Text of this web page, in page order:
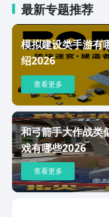
奖励。游戏的剧情故
的长安城，此时，玩
人一起读，破各个悬
能够了解到各方势力
择，也会影响到NPC
得民心，玩家在游戏
源的。游戏的探案过
式，玩家需要通过
判案，以及确定元凶
觉到分析线索有略微
方式，来获得一定的
了元凶，也会导致案
容就是本期小编为大
享的全部了，游戏当
的，玩家需要注意分
看完这一期内容的小
最新专题推荐
模拟建设类手游有
绍2026
查看更多
和弓箭手大作战类
戏有哪些2026
查看更多